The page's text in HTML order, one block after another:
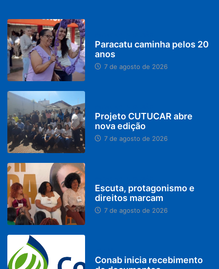
Paracatu caminha pelos 20
anos
7 de agosto de 2026
Projeto CUTUCAR abre
nova edição
7 de agosto de 2026
Escuta, protagonismo e
direitos marcam
7 de agosto de 2026
Conab inicia recebimento